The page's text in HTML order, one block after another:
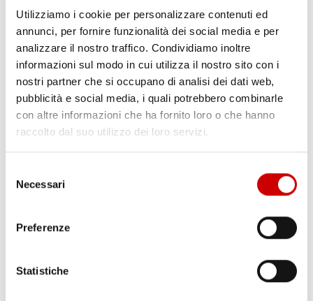
Utilizziamo i cookie per personalizzare contenuti ed
annunci, per fornire funzionalità dei social media e per
analizzare il nostro traffico. Condividiamo inoltre
informazioni sul modo in cui utilizza il nostro sito con i
nostri partner che si occupano di analisi dei dati web,
pubblicità e social media, i quali potrebbero combinarle
con altre informazioni che ha fornito loro o che hanno
raccolto dal suo utilizzo dei loro servizi.
delNecessari
Preferenze
Statistiche
PONTICELLI: DODICENNE FERITO A COLTELLATE
Leggi l'articolo